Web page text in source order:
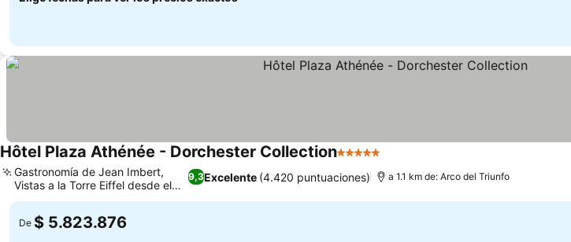
Hôtel Plaza Athénée - Dorchester Collection5 Estrellas
9,3Excelente (4.420 puntuaciones)
Gastronomía de Jean Imbert,
Vistas a la Torre Eiffel desde el
balcón
a 1.1 km de: Arco del Triunfo
De $ 5.823.876